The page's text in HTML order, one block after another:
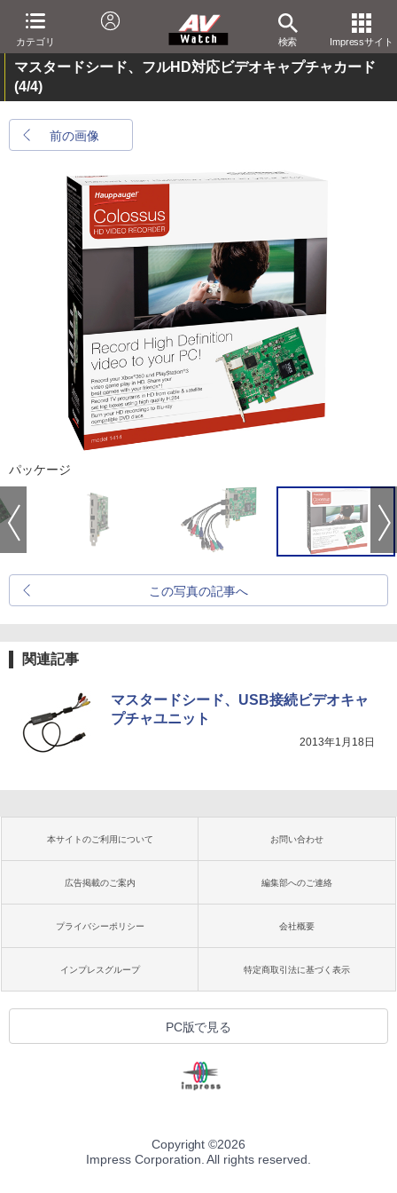
カテゴリ 検索 Impressサイト
マスタードシード、フルHD対応ビデオキャプチャカード
(4/4)
前の画像
パッケージ
この写真の記事へ
関連記事
マスタードシード、USB接続ビデオキャ
プチャユニット
2013年1月18日
本サイトのご利用について お問い合わせ
広告掲載のご案内 編集部へのご連絡
プライバシーポリシー 会社概要
インプレスグループ 特定商取引法に基づく表示
PC版で見る
Copyright ©2026
Impress Corporation. All rights reserved.